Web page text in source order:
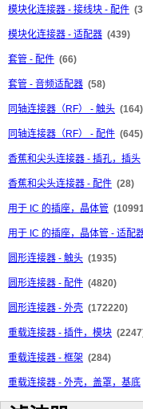
模块化连接器 - 接线块 - 配件
模块化连接器 - 适配器 (439)
套管 - 配件 (66)
套管 - 音频适配器 (58)
同轴连接器（RF） - 触头 (164)
同轴连接器（RF） - 配件 (645)
香蕉和尖头连接器 - 插孔，插头
香蕉和尖头连接器 - 配件 (28)
用于 IC 的插座，晶体管
用于 IC 的插座，晶体管 - 适配
圆形连接器 - 触头 (1935)
圆形连接器 - 配件 (4820)
圆形连接器 - 外壳 (172220)
重载连接器 - 插件，模块
重载连接器 - 框架 (284)
重载连接器 - 外壳，盖罩，基底